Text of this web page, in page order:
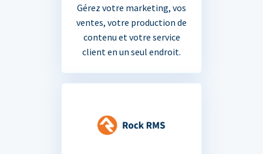
Gérez votre marketing, vos
ventes, votre production de
contenu et votre service
client en un seul endroit.